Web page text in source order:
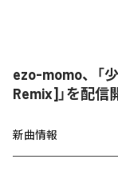
ezo-momo、「
Remix]」を配信
新曲情報